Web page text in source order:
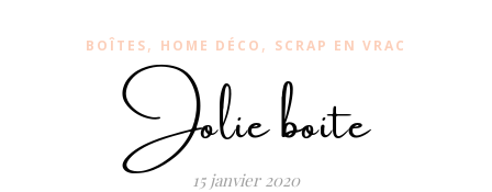
BOÎTES, HOME DÉCO , SCRAP EN VRAC
Jolie boite
15 janvier 2020